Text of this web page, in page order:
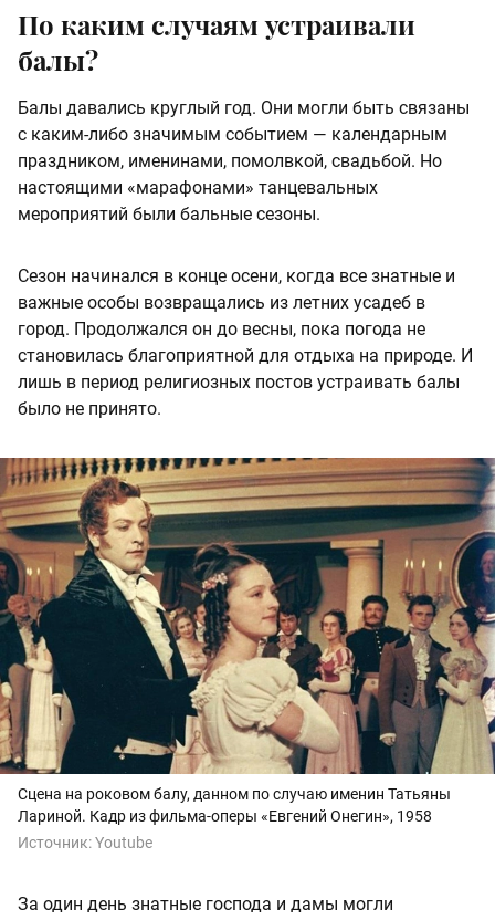
По каким случаям устраивали
балы?
Балы давались круглый год. Они могли быть связаны
с каким-либо значимым событием — календарным
праздником, именинами, помолвкой, свадьбой. Но
настоящими «марафонами» танцевальных
мероприятий были бальные сезоны.
Сезон начинался в конце осени, когда все знатные и
важные особы возвращались из летних усадеб в
город. Продолжался он до весны, пока погода не
становилась благоприятной для отдыха на природе. И
лишь в период религиозных постов устраивать балы
было не принято.
Сцена на роковом балу, данном по случаю именин Татьяны
Лариной. Кадр из фильма-оперы «Евгений Онегин», 1958
Источник:Youtube
За один день знатные господа и дамы могли